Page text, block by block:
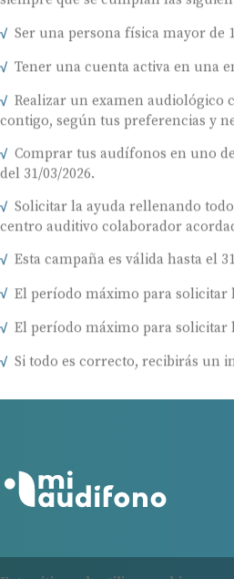
Ser una persona física mayor de
Tener una cuenta activa en una
Realizar un examen audiológico
contigo, según tus preferencias y
Comprar tus audífonos en uno
del 31/03/2026.
Solicitar la ayuda rellenando
centro auditivo colaborador
Esta campaña es válida hasta el
El período máximo para solicitar
El período máximo para solicitar
Si todo es correcto, recibirás un